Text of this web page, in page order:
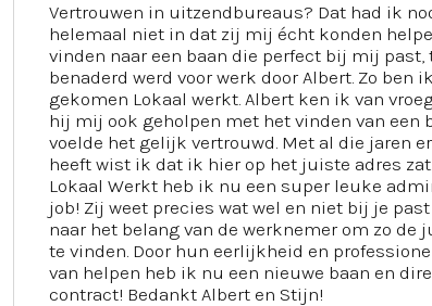
Vertrouwen in uitzendbureaus? Dat had ik
helemaal niet in dat zij mij écht konden
vinden naar een baan die perfect bij mij past,
benaderd werd voor werk door Albert. Zo ben
gekomen Lokaal werkt. Albert ken ik van
hij mij ook geholpen met het vinden van een
voelde het gelijk vertrouwd. Met al die jaren
heeft wist ik dat ik hier op het juiste adres
Lokaal Werkt heb ik nu een super leuke
job! Zij weet precies wat wel en niet bij je
naar het belang van de werknemer om zo de
te vinden. Door hun eerlijkheid en
van helpen heb ik nu een nieuwe baan en
contract! Bedankt Albert en Stijn!